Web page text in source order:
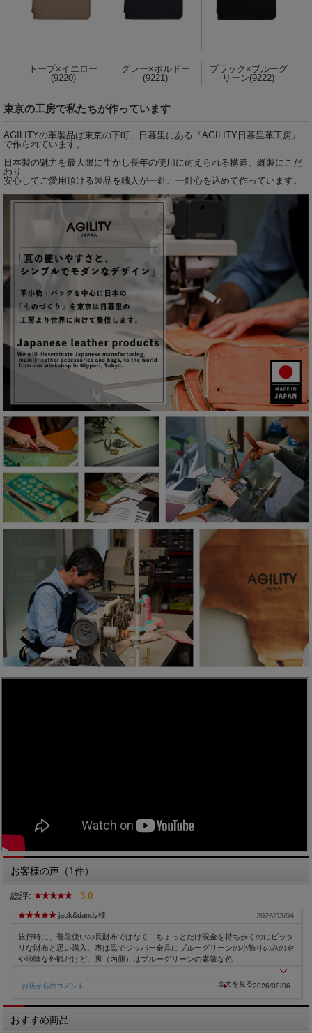
トープ×イエロー
(9220)
グレー×ボルドー
(9221)
ブラック×ブルーグ
リーン(9222)
東京の工房で私たちが作っています
AGILITYの革製品は東京の下町、日暮里にある『AGILITY日暮里革工房』
で作られています。
日本製の魅力を最大限に生かし長年の使用に耐えられる構造、縫製にこだ
わり
安心してご愛用頂ける製品を職人が一針、一針心を込めて作っています。
お客様の声（1件）
総評: 5.0
jack&dandy様 2026/03/04
旅行時に、普段使いの長財布ではなく、ちょっとだけ現金を持ち歩くのにピッタ
リな財布と思い購入。表は黒でジッパー金具にブルーグリーンの小飾りのみのや
や地味な外観だけど、裏（内側）はブルーグリーンの素敵な色
お店からのコメント 2026/08/06
おすすめ商品